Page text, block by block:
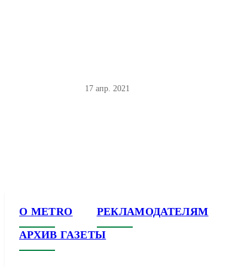
17 апр. 2021
О METRO РЕКЛАМОДАТЕЛЯМ
АРХИВ ГАЗЕТЫ